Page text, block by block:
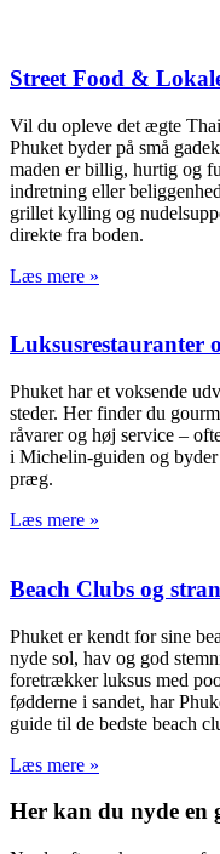
Street Food &
Vil du opleve det ægte
Phuket byder på små
maden er billig, hurtig og
indretning eller
grillet kylling og
direkte fra boden.
Læs mere »
Luksusrestauranter
Phuket har et voksende
steder. Her finder du
råvarer og høj service –
i Michelin-guiden og byder
præg.
Læs mere »
Beach Clubs og
Phuket er kendt for sine
nyde sol, hav og god
foretrækker luksus med
fødderne i sandet, har
guide til de bedste beach
Læs mere »
Her kan du nyde en